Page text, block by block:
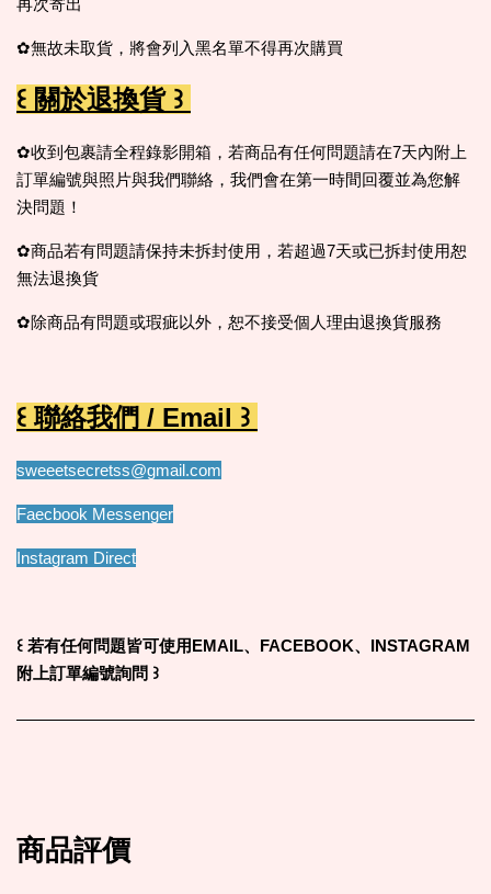
再次寄出
✿無故未取貨， 將會列入黑名單不得再次購買
꒰ 關於退換貨 ꒱
✿收到包裹請全程錄影開箱，若商品有任何問題請在7天內附上
訂單編號與照片與我們聯絡，我們會在第一時間回覆並為您解
決問題！
✿商品若有問題請保持未拆封使用，若超過7天或已拆封使用恕
無法退換貨
✿除商品有問題或瑕疵以外，恕不接受個人理由退換貨服務
꒰ 聯絡我們 / Email ꒱
sweeetsecretss@gmail.com
Faecbook Messenger
Instagram Direct
꒰ 若有任何問題皆可使用EMAIL、FACEBOOK、INSTAGRAM
附上訂單編號詢問 ꒱
商品評價